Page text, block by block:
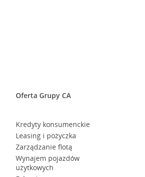
Oferta Grupy CA
Kredyty konsumenckie
Leasing i pożyczka
Zarządzanie flotą
Wynajem pojazdów
użytkowych